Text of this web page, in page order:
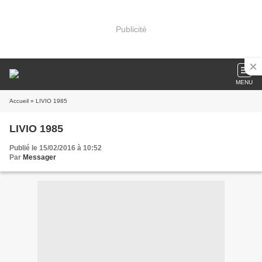
Publicité
MENU
Accueil » LIVIO 1985
LIVIO 1985
Publié le 15/02/2016 à 10:52
Par Messager